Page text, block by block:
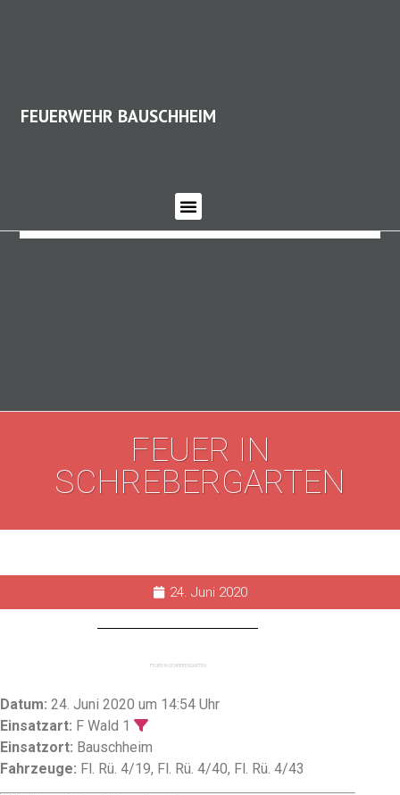
FEUERWEHR BAUSCHHEIM
FEUER IN
SCHREBERGARTEN
24. Juni 2020
FEUER IN SCHREBERGARTEN
Datum: 24. Juni 2020 um 14:54 Uhr
Einsatzart: F Wald 1
Einsatzort: Bauschheim
Fahrzeuge: Fl. Rü. 4/19, Fl. Rü. 4/40, Fl. Rü. 4/43